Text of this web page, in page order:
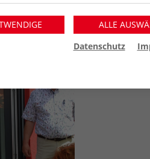
ALLE
Datenschutz